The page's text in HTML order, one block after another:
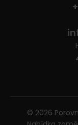
© 2026